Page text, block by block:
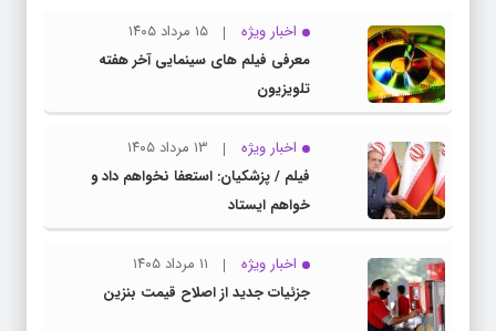
اخبار ویژه
۱۵ مرداد ۱۴۰۵
معرفی فیلم های سینمایی آخر هفته
تلویزیون
اخبار ویژه
۱۳ مرداد ۱۴۰۵
فیلم / پزشکیان: استعفا نخواهم داد و
خواهم ایستاد
اخبار ویژه
۱۱ مرداد ۱۴۰۵
جزئیات جدید از اصلاح قیمت بنزین